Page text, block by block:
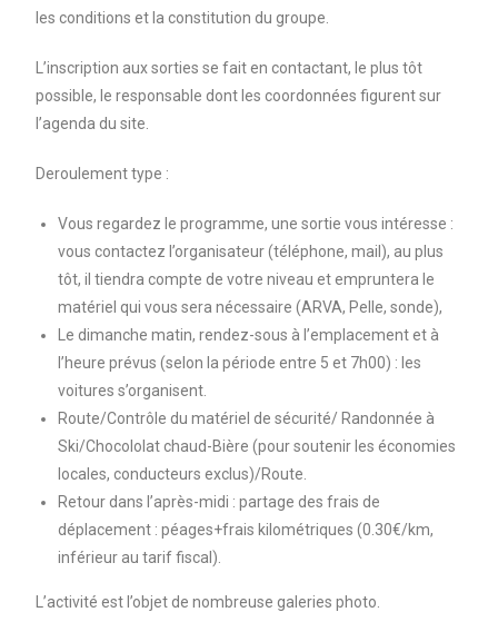
les conditions et la constitution du groupe.
L’inscription aux sorties se fait en contactant, le plus tôt
possible, le responsable dont les coordonnées figurent sur
l’agenda du site.
Deroulement type :
Vous regardez le programme, une sortie vous intéresse :
vous contactez l’organisateur (téléphone, mail), au plus
tôt, il tiendra compte de votre niveau et empruntera le
matériel qui vous sera nécessaire (ARVA, Pelle, sonde),
Le dimanche matin, rendez-sous à l’emplacement et à
l’heure prévus (selon la période entre 5 et 7h00) : les
voitures s’organisent.
Route/Contrôle du matériel de sécurité/ Randonnée à
Ski/Chocololat chaud-Bière (pour soutenir les économies
locales, conducteurs exclus)/Route.
Retour dans l’après-midi : partage des frais de
déplacement : péages+frais kilométriques (0.30€/km,
inférieur au tarif fiscal).
L’activité est l’objet de nombreuse galeries photo.